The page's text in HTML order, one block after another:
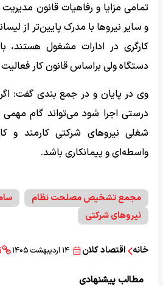
تمامی مزایا و رفاهیات قانون
و سایر نیروها با مدرک پایین‌تر از
کارگری در ادارات مشغول هستند،
دستگاه ولی براساس قانون کار
وی در پایان و در جمع بندی گفت:
‌درستی اجرا شود می‌تواند گام
شغلی نیروهای شرکتی کارمند و
واسطه‌ای و پیمانکاری باشد.
مجمع تشخیص مصلحت نظام
نیروهای شرکتی
خانه اقتصاد کلان ۱۴ اردیبهشت ۱۴۰۵
مطالب پیشنهادی